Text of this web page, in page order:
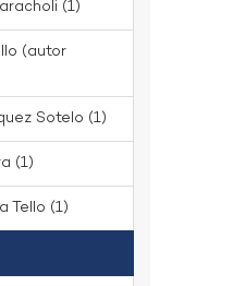
(1)
(autor
Sotelo (1)
(1)
Tello (1)